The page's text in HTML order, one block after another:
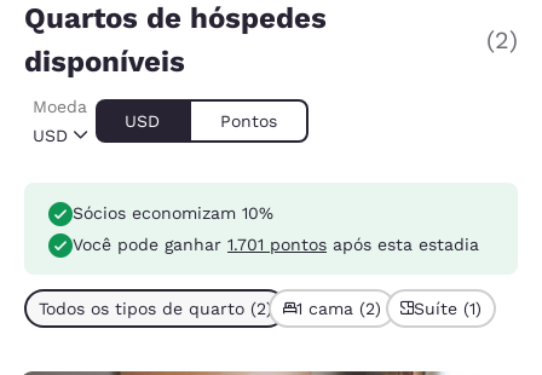
Quartos de hóspedes
disponíveis
(2)
USD
Moeda
USD Pontos
Sócios economizam 10%
Você pode ganhar 1.701 pontos após esta estadia
Todos os tipos de quarto (2) 1 cama (2) Suíte (1)